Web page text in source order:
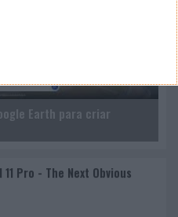
Earth para criar
11 Pro - The Next Obvious